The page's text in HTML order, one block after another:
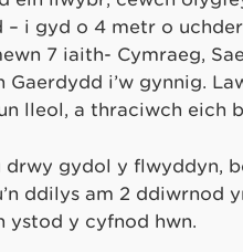
– i gyd o 4 metr o
7 iaith- Cymraeg,
i’w gynnig.
lleol, a thraciwch eich
drwy gydol y flwyddyn,
ddilys am 2
ystod y cyfnod hwn.